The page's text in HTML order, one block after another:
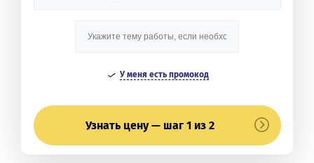
У меня есть промокод
Узнать цену — шаг 1 из 2